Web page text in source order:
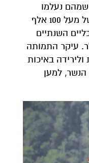
שמהם נעלמו
הנשרים נמצאה תמותה עודפת של מעל 100 אלף
השנתיים
דולר. עיקר התמותה
באיכות
למען